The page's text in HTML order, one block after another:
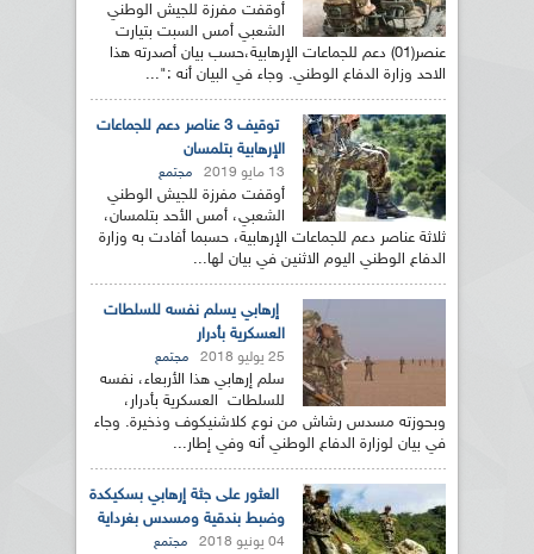
أوقفت مفرزة للجيش الوطني
الشعبي أمس السبت بتيارت
عنصر(01) دعم للجماعات الإرهابية،حسب بيان أصدرته هذا
الاحد وزارة الدفاع الوطني. وجاء في البيان أنه :"...
توقيف 3 عناصر دعم للجماعات
الإرهابية بتلمسان
13 مايو 2019 مجتمع
أوقفت مفرزة للجيش الوطني
الشعبي، أمس الأحد بتلمسان،
ثلاثة عناصر دعم للجماعات الإرهابية، حسبما أفادت به وزارة
الدفاع الوطني اليوم الاثنين في بيان لها...
إرهابي يسلم نفسه للسلطات
العسكرية بأدرار
25 يوليو 2018 مجتمع
سلم إرهابي هذا الأربعاء، نفسه
للسلطات العسكرية بأدرار،
وبحوزته مسدس رشاش من نوع كلاشنيكوف وذخيرة. وجاء
في بيان لوزارة الدفاع الوطني أنه وفي إطار...
العثور على جثة إرهابي بسكيكدة
وضبط بندقية ومسدس بغرداية
04 يونيو 2018 مجتمع